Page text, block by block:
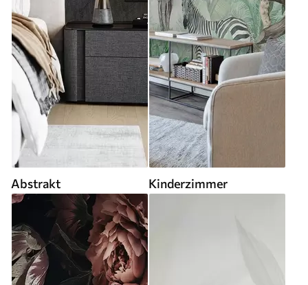
Abstrakt Kinderzimmer